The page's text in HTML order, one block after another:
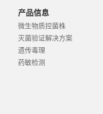
产品信息
微生物质控菌株
灭菌验证解决方案
遗传毒理
药敏检测